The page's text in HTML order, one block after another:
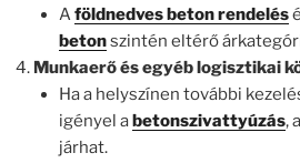
Aföldnedves beton rendelés
betonszintén eltérő
Munkaerő és egyéb logisztikai
Ha a helyszínen további
igényel abetonszivattyúzás,
járhat.